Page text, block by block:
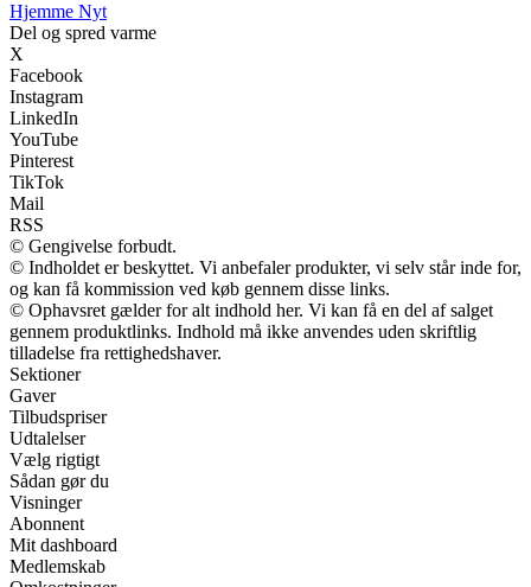
Hjemme Nyt
Del og spred varme
X
Facebook
Instagram
LinkedIn
YouTube
Pinterest
TikTok
Mail
RSS
© Gengivelse forbudt.
© Indholdet er beskyttet. Vi anbefaler produkter, vi selv står inde for,
og kan få kommission ved køb gennem disse links.
© Ophavsret gælder for alt indhold her. Vi kan få en del af salget
gennem produktlinks. Indhold må ikke anvendes uden skriftlig
tilladelse fra rettighedshaver.
Sektioner
Gaver
Tilbudspriser
Udtalelser
Vælg rigtigt
Sådan gør du
Visninger
Abonnent
Mit dashboard
Medlemskab